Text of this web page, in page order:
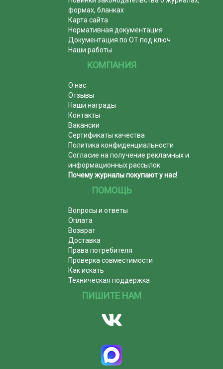
формах, бланках
Карта сайта
Нормативная документация
Документация по ОТ под ключ
Наши работы
КОМПАНИЯ
О нас
Отзывы
Наши награды
Контакты
Вакансии
Сертификаты качества
Политика конфиденциальности
Согласие на получение рекламных и
информационных рассылок
Почему журналы покупают у нас!
ПОМОЩЬ
Вопросы и ответы
Оплата
Возврат
Доставка
Права потребителя
Проверка совместимости
Как искать
Техническая поддержка
ПИШИТЕ НАМ